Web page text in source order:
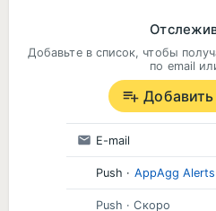
Добавьте в список, чтобы
по email
Добавить
E-mail
Push · AppAgg Alerts
Push · Скоро